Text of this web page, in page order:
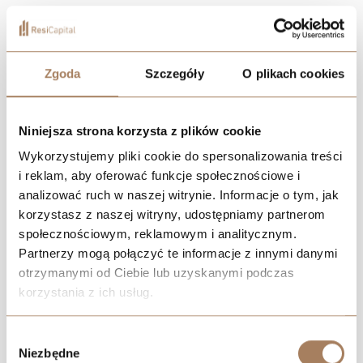
Zgoda Szczegóły O plikach cookies
Niniejsza strona korzysta z plików cookie
Wykorzystujemy pliki cookie do spersonalizowania treści
i reklam, aby oferować funkcje społecznościowe i
analizować ruch w naszej witrynie. Informacje o tym, jak
korzystasz z naszej witryny, udostępniamy partnerom
społecznościowym, reklamowym i analitycznym.
Partnerzy mogą połączyć te informacje z innymi danymi
otrzymanymi od Ciebie lub uzyskanymi podczas
korzystania z ich usług.
process your information.
zgody
Niezbędne
Łódź, restoring the former glory of the old cotton factory
grounds on al. Marszałka Józefa Piłsudskiego.
FIND AN APARTMENT
CONTACT AN ADVISOR